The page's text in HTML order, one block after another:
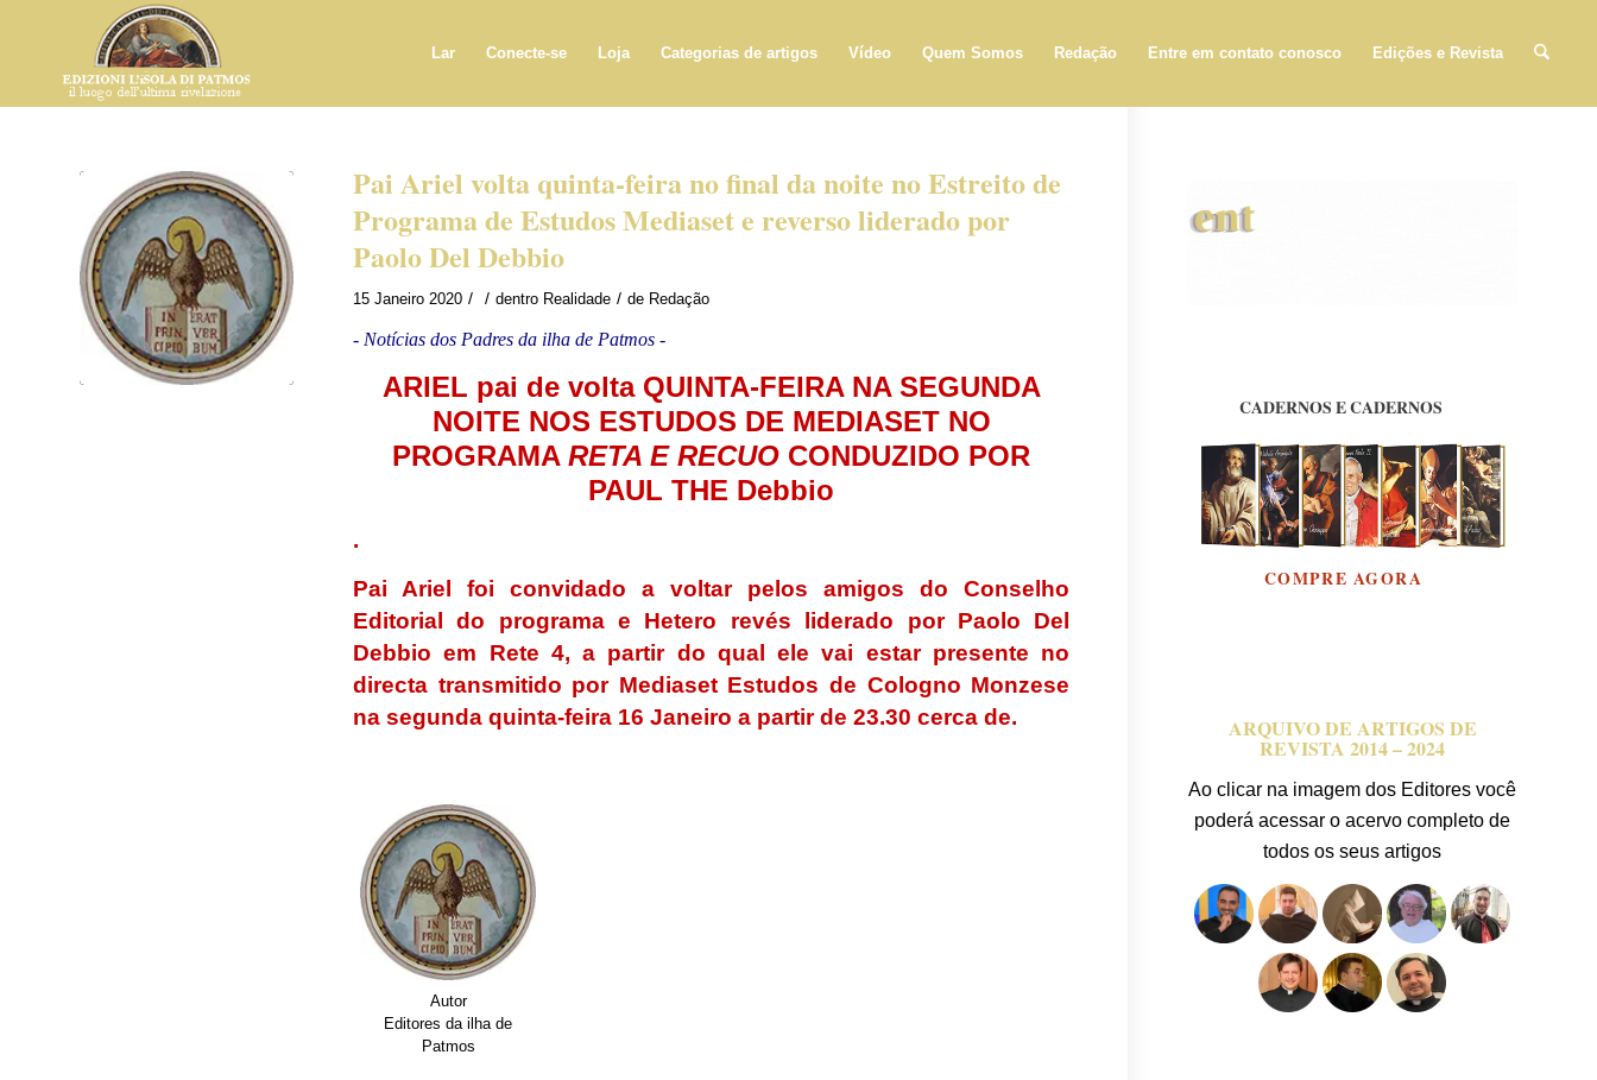
Lar Conecte-se Loja Categorias de artigos Vídeo Quem Somos Redação Entre em contato conosco Edições e Revista
Pai Ariel volta quinta-feira no final da noite no Estreito de
Programa de Estudos Mediaset e reverso liderado por
Paolo Del Debbio
15 Janeiro 2020 / / dentro Realidade / de Redação
- Notícias dos Padres da ilha de Patmos -
ARIEL pai de volta QUINTA-FEIRANA SEGUNDA
NOITE NOS ESTUDOS DE MEDIASET NO
PROGRAMARETA E RECUO CONDUZIDO POR
PAUL THE Debbio
.
Pai Ariel foi convidado a voltar pelos amigos do Conselho
Editorial do programa e Hetero revés liderado por Paolo Del
Debbio em Rete 4, a partir do qual ele vai estar presente no
directa transmitido por Mediaset Estudos de Cologno Monzese
na segunda quinta-feira 16 Janeiro a partir de 23.30 cerca de.
Autor
Editores da ilha de
Patmos
CADERNOS E CADERNOS
COMPRE AGORA
ARQUIVO DE ARTIGOS DE
REVISTA 2014 – 2024
Ao clicar na imagem dos Editores você
poderá acessar o acervo completo de
todos os seus artigos